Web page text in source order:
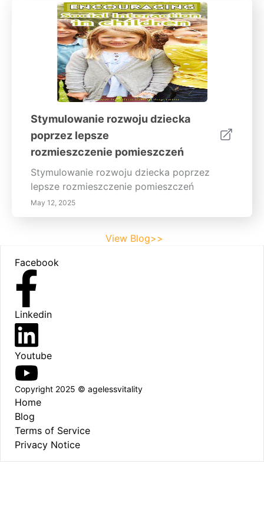
Stymulowanie rozwoju dziecka
poprzez lepsze
rozmieszczenie pomieszczeń
Stymulowanie rozwoju dziecka poprzez
lepsze rozmieszczenie pomieszczeń
May 12, 2025
View Blog>>
Facebook
Linkedin
Youtube
Copyright 2025 © agelessvitality
Home
Blog
Terms of Service
Privacy Notice